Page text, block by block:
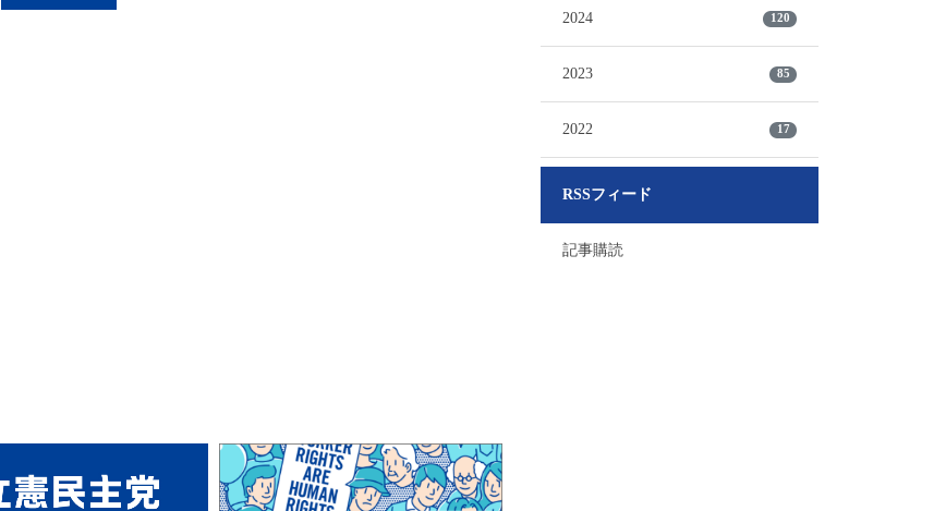
2024 120
2023 85
2022 17
RSSフィード
記事購読